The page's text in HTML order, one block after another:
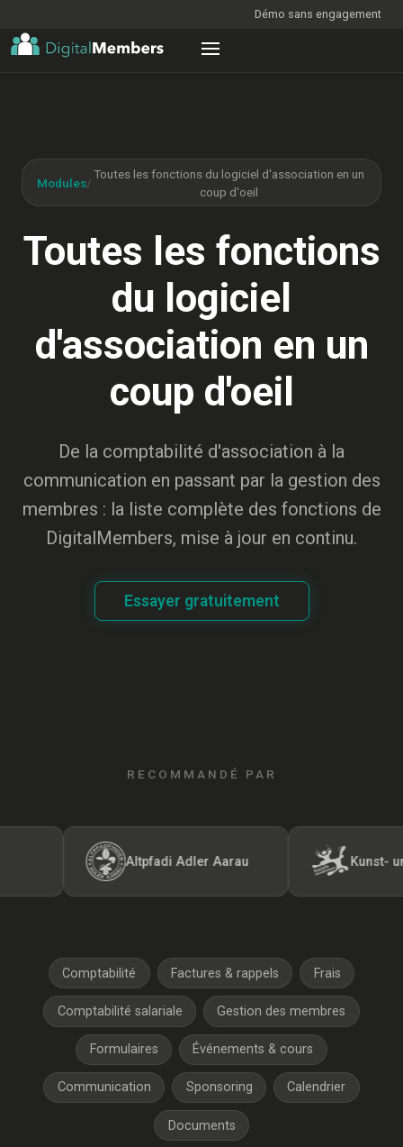
Démo sans engagement
Modules/
Toutes les fonctions du logiciel d'association en un
coup d'oeil
Toutes les fonctions
du logiciel
d'association en un
coup d'oeil
De la comptabilité d'association à la
communication en passant par la gestion des
membres : la liste complète des fonctions de
DigitalMembers, mise à jour en continu.
Essayer gratuitement
RECOMMANDÉ PAR
Altpfadi Adler Aarau Kunst- und
Comptabilité Factures & rappels Frais
Comptabilité salariale Gestion des membres
Formulaires Événements & cours
Communication Sponsoring Calendrier
Documents